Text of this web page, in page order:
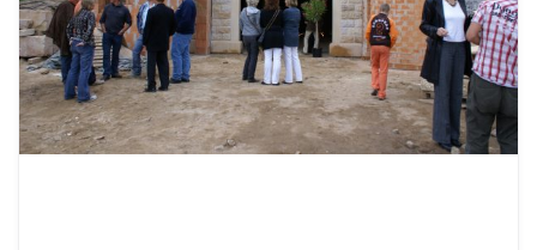
Öffnungszeiten Vinothek
Wegbeschreibung
Unterkünfte & Restaurants
WEINSHOP